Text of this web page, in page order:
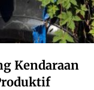
Kendaraan